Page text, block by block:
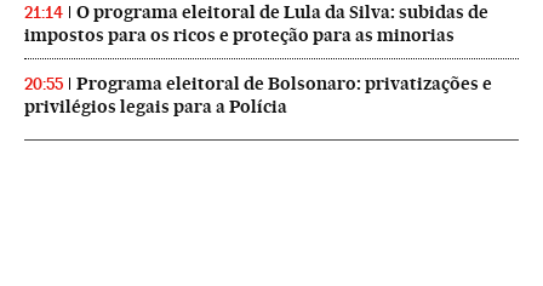
21:14
O programa eleitoral de Lula da Silva: subidas de
impostos para os ricos e proteção para as minorias
20:55
Programa eleitoral de Bolsonaro: privatizações e
privilégios legais para a Polícia